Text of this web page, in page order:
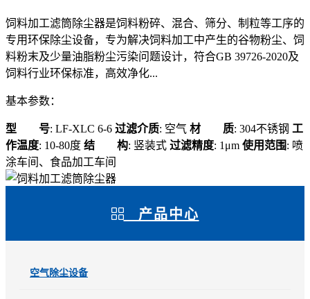
饲料加工滤筒除尘器是饲料粉碎、混合、筛分、制粒等工序的
专用环保除尘设备，专为解决饲料加工中产生的谷物粉尘、饲
料粉末及少量油脂粉尘污染问题设计，符合GB 39726-2020及
饲料行业环保标准，高效净化...
基本参数：
型 号: LF-XLC 6-6 过滤介质: 空气 材 质: 304不锈钢 工
作温度: 10-80度 结 构: 竖装式 过滤精度: 1μm 使用范围: 喷
涂车间、食品加工车间
产品中心
空气除尘设备